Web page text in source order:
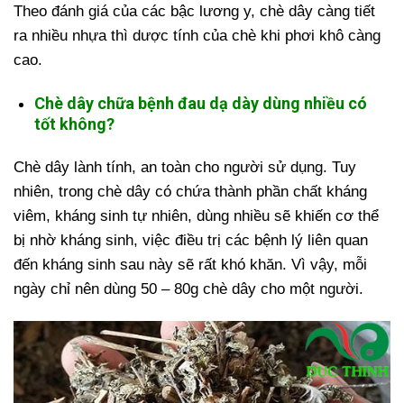
Theo đánh giá của các bậc lương y, chè dây càng tiết
ra nhiều nhựa thì dược tính của chè khi phơi khô càng
cao.
Chè dây chữa bệnh đau dạ dày dùng nhiều có
tốt không?
Chè dây lành tính, an toàn cho người sử dụng. Tuy
nhiên, trong chè dây có chứa thành phần chất kháng
viêm, kháng sinh tự nhiên, dùng nhiều sẽ khiến cơ thể
bị nhờ kháng sinh, việc điều trị các bệnh lý liên quan
đến kháng sinh sau này sẽ rất khó khăn. Vì vậy, mỗi
ngày chỉ nên dùng 50 – 80g chè dây cho một người.